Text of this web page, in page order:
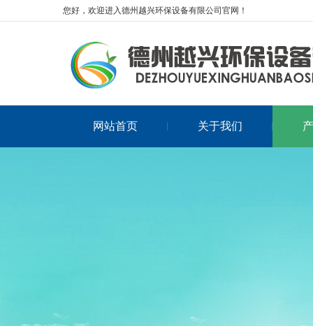
您好，欢迎进入德州越兴环保设备有限公司官网！
网站首页 关于我们